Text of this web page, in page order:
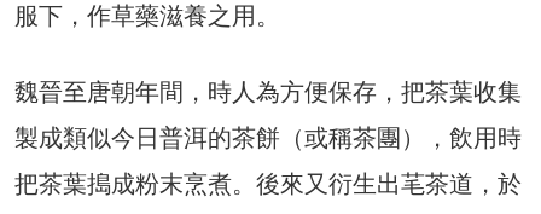
服下，作草藥滋養之用。
魏晉至唐朝年間，時人為方便保存，把茶葉收集
製成類似今日普洱的茶餅（或稱茶團），飲用時
把茶葉搗成粉末烹煮。後來又衍生出芼茶道，於